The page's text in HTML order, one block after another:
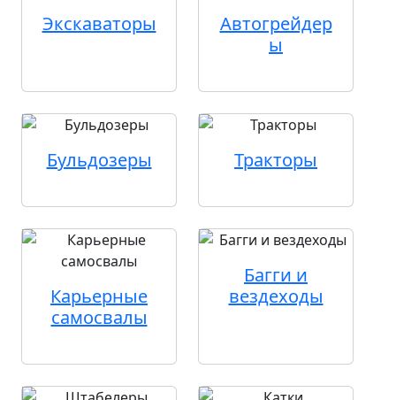
Экскаваторы
Автогрейдер
ы
Бульдозеры Тракторы
Карьерные
самосвалы
Багги и
вездеходы